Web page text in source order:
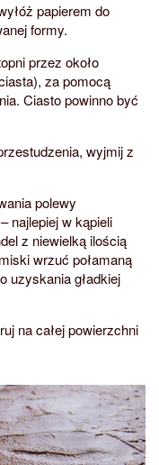
papierem do
formy.
przez około
za pomocą
Ciasto powinno być
wyjmij z
polewy
najlepiej w kąpieli
z niewielką ilością
wrzuć połamaną
uzyskania gładkiej
na całej powierzchni